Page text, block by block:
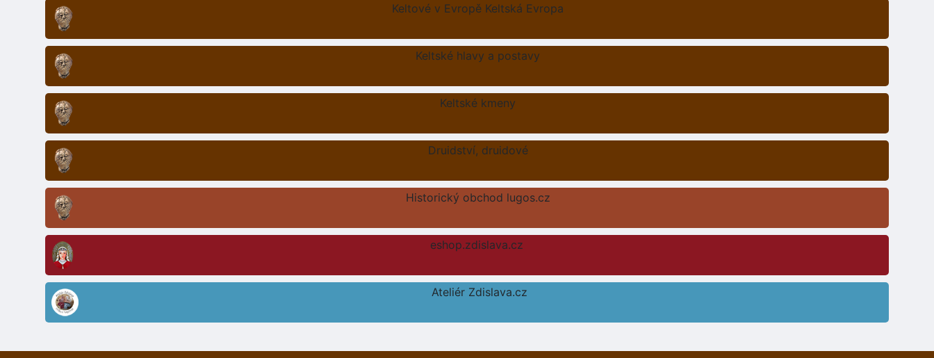
Keltové v Evropě Keltská Evropa
Keltské hlavy a postavy
Keltské kmeny
Druidství, druidové
Historický obchod lugos.cz
eshop.zdislava.cz
Ateliér Zdislava.cz